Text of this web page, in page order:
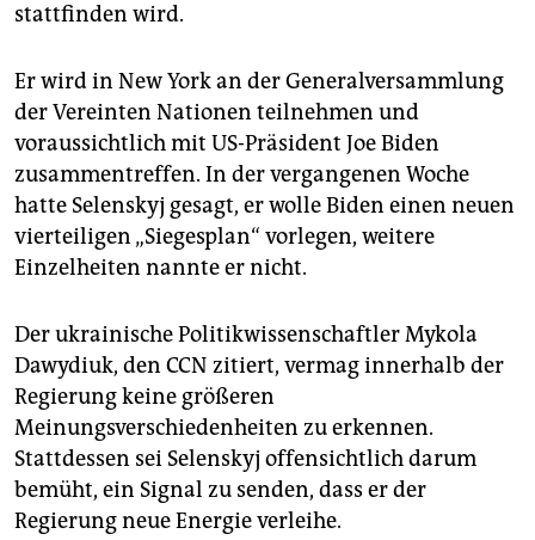
stattfinden wird.
Er wird in New York an der Generalversammlung
der Vereinten Nationen teilnehmen und
voraussichtlich mit US-Präsident Joe Biden
zusammentreffen. In der vergangenen Woche
hatte Selenskyj gesagt, er wolle Biden einen neuen
vierteiligen „Siegesplan“ vorlegen, weitere
Einzelheiten nannte er nicht.
Der ukrainische Politikwissenschaftler Mykola
Dawydiuk, den CCN zitiert, vermag innerhalb der
Regierung keine größeren
Meinungsverschiedenheiten zu erkennen.
Stattdessen sei Selenskyj offensichtlich darum
bemüht, ein Signal zu senden, dass er der
Regierung neue Energie verleihe.